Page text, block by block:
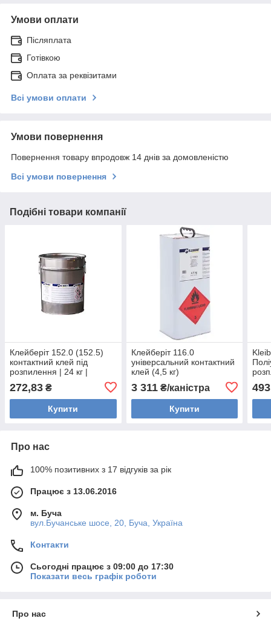
Умови оплати
Післяплата
Готівкою
Оплата за реквізитами
Всі умови оплати
Умови повернення
Повернення товару впродовж 14 днів за домовленістю
Всі умови повернення
Подібні товари компанії
Клейберіт 152.0 (152.5)
контактний клей під
розпилення | 24 кг |
272,83 ₴
Купити
Клейберіт 116.0
універсальний контактний
клей (4,5 кг)
3 311₴/каністра
Купити
493
Про нас
100% позитивних з 17 відгуків за рік
Працює з 13.06.2016
м. Буча
вул.Бучанське шосе, 20, Буча, Україна
Контакти
Сьогодні працює з 09:00 до 17:30
Показати весь графік роботи
Про нас